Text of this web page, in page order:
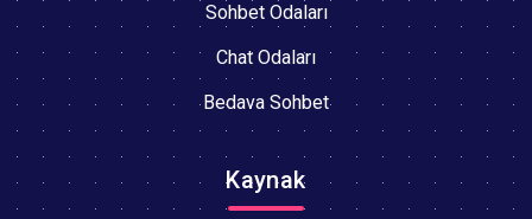
Sohbet Odaları
Chat Odaları
Bedava Sohbet
Kaynak